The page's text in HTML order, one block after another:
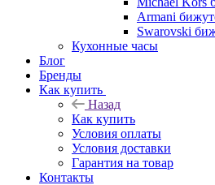
Armani
Swarovski
Кухонные часы
Блог
Бренды
Как купить
Назад
Как купить
Условия оплаты
Условия доставки
Гарантия на товар
Контакты